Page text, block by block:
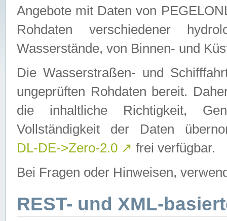
Angebote mit Daten von
Rohdaten verschiedener
Wasserstände, von Binnen- und
Die Wasserstraßen- und
ungeprüften Rohdaten bereit.
die inhaltliche Richtigkeit,
Vollständigkeit der Daten
DL-DE->Zero-2.0 ↗ frei verfügbar.
Bei Fragen oder Hinweisen,
REST- und XML-